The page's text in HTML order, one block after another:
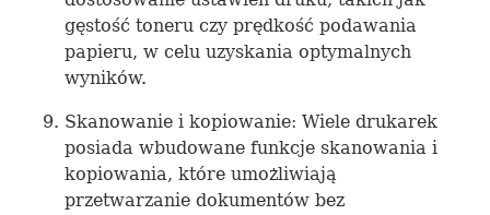
gęstość toneru czy prędkość podawania
papieru, w celu uzyskania optymalnych
wyników.
Skanowanie i kopiowanie: Wiele drukarek
posiada wbudowane funkcje skanowania i
kopiowania, które umożliwiają
przetwarzanie dokumentów bez